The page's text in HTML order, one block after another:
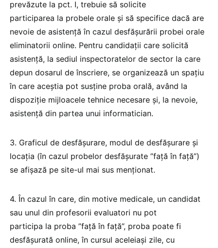
prevăzute la pct. I, trebuie să solicite
participarea la probele orale și să specifice dacă are
nevoie de asistență în cazul desfășurării probei orale
eliminatorii online. Pentru candidații care solicită
asistență, la sediul inspectoratelor de sector la care
depun dosarul de înscriere, se organizează un spațiu
în care aceștia pot susține proba orală, având la
dispoziție mijloacele tehnice necesare și, la nevoie,
asistență din partea unui informatician.
3. Graficul de desfășurare, modul de desfășurare și
locația (în cazul probelor desfășurate ”față în față”)
se afișază pe site-ul mai sus menționat.
4. În cazul în care, din motive medicale, un candidat
sau unul din profesorii evaluatori nu pot
participa la proba ”față în față”, proba poate fi
desfășurată online, în cursul aceleiași zile, cu